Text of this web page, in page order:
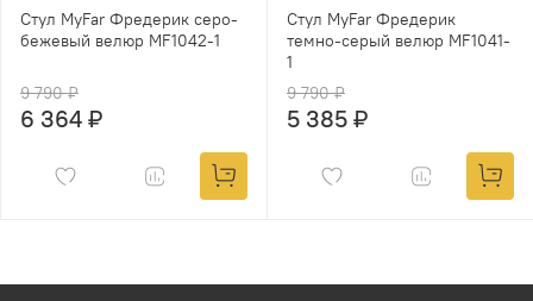
Стул MyFar Фредерик серо-
бежевый велюр MF1042-1
9 790 ₽
6 364 ₽
Стул MyFar Фредерик
темно-серый велюр MF1041-
1
9 790 ₽
5 385 ₽